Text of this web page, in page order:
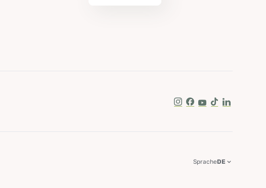
Instagram
Facebook
Youtube
Tik TokLinkedIn
SpracheDE